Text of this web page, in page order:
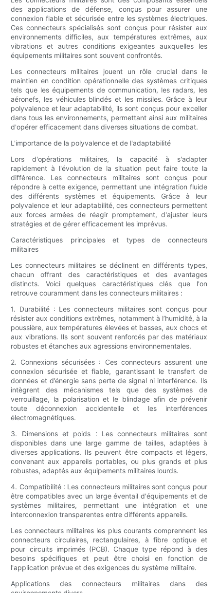
des applications de défense, conçus pour assurer une
connexion fiable et sécurisée entre les systèmes électriques.
Ces connecteurs spécialisés sont conçus pour résister aux
environnements difficiles, aux températures extrêmes, aux
vibrations et autres conditions exigeantes auxquelles les
équipements militaires sont souvent confrontés.
Les connecteurs militaires jouent un rôle crucial dans le
maintien en condition opérationnelle des systèmes critiques
tels que les équipements de communication, les radars, les
aéronefs, les véhicules blindés et les missiles. Grâce à leur
polyvalence et leur adaptabilité, ils sont conçus pour exceller
dans tous les environnements, permettant ainsi aux militaires
d'opérer efficacement dans diverses situations de combat.
L'importance de la polyvalence et de l'adaptabilité
Lors d'opérations militaires, la capacité à s'adapter
rapidement à l'évolution de la situation peut faire toute la
différence. Les connecteurs militaires sont conçus pour
répondre à cette exigence, permettant une intégration fluide
des différents systèmes et équipements. Grâce à leur
polyvalence et leur adaptabilité, ces connecteurs permettent
aux forces armées de réagir promptement, d'ajuster leurs
stratégies et de gérer efficacement les imprévus.
Caractéristiques principales et types de connecteurs
militaires
Les connecteurs militaires se déclinent en différents types,
chacun offrant des caractéristiques et des avantages
distincts. Voici quelques caractéristiques clés que l'on
retrouve couramment dans les connecteurs militaires :
1. Durabilité : Les connecteurs militaires sont conçus pour
résister aux conditions extrêmes, notamment à l’humidité, à la
poussière, aux températures élevées et basses, aux chocs et
aux vibrations. Ils sont souvent renforcés par des matériaux
robustes et étanches aux agressions environnementales.
2. Connexions sécurisées : Ces connecteurs assurent une
connexion sécurisée et fiable, garantissant le transfert de
données et d’énergie sans perte de signal ni interférence. Ils
intègrent des mécanismes tels que des systèmes de
verrouillage, la polarisation et le blindage afin de prévenir
toute déconnexion accidentelle et les interférences
électromagnétiques.
3. Dimensions et poids : Les connecteurs militaires sont
disponibles dans une large gamme de tailles, adaptées à
diverses applications. Ils peuvent être compacts et légers,
convenant aux appareils portables, ou plus grands et plus
robustes, adaptés aux équipements militaires lourds.
4. Compatibilité : Les connecteurs militaires sont conçus pour
être compatibles avec un large éventail d'équipements et de
systèmes militaires, permettant une intégration et une
interconnexion transparentes entre différents appareils.
Les connecteurs militaires les plus courants comprennent les
connecteurs circulaires, rectangulaires, à fibre optique et
pour circuits imprimés (PCB). Chaque type répond à des
besoins spécifiques et peut être choisi en fonction de
l'application prévue et des exigences du système militaire.
Applications des connecteurs militaires dans des